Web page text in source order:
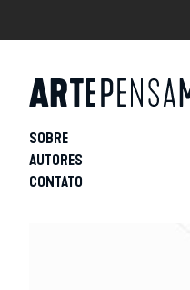
SOBRE
AUTORES
CONTATO